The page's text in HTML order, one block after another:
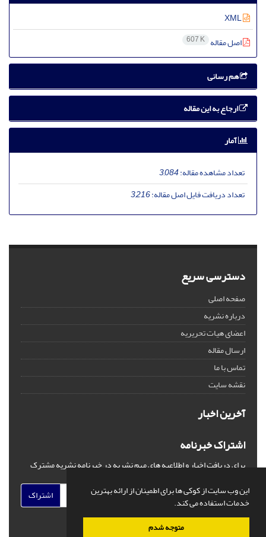
این وب سایت از کوکی ها برای اطمینان از ارائه بهترین
خدمات استفاده می کند.
متوجه شدم
اصل مقاله 607 K
هم رسانی
ارجاع به این مقاله
آمار
تعداد مشاهده مقاله:3,084
تعداد دریافت فایل اصل مقاله:3,216
دسترسی سریع
صفحه اصلی
درباره نشریه
اعضای هیات تحریریه
ارسال مقاله
تماس با ما
نقشه سایت
آخرین اخبار
اشتراک خبرنامه
برای دریافت اخبار و اطلاعیه های مهم نشریه در خبرنامه نشریه مشترک
اشتراک